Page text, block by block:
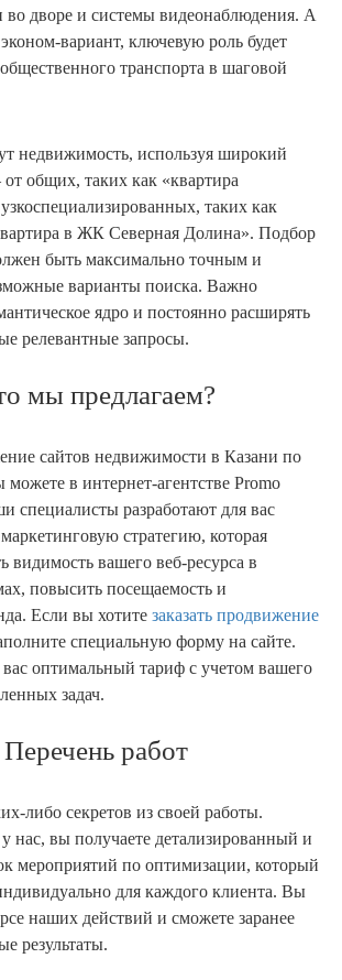
во дворе и системы видеонаблюдения. А
вариант, ключевую роль будет
транспорта в шаговой
недвижимость, используя широкий
от общих, таких как «квартира
таких как
в ЖК Северная Долина». Подбор
быть максимально точным и
варианты поиска. Важно
ядро и постоянно расширять
релевантные запросы.
мы предлагаем?
сайтов недвижимости в Казани по
в интернет-агентстве Promo
специалисты разработают для вас
стратегию, которая
видимость вашего веб-ресурса в
повысить посещаемость и
Если вы хотите заказать продвижение
специальную форму на сайте.
оптимальный тариф с учетом вашего
задач.
Перечень работ
либо секретов из своей работы.
нас, вы получаете детализированный и
мероприятий по оптимизации, который
для каждого клиента. Вы
наших действий и сможете заранее
результаты.